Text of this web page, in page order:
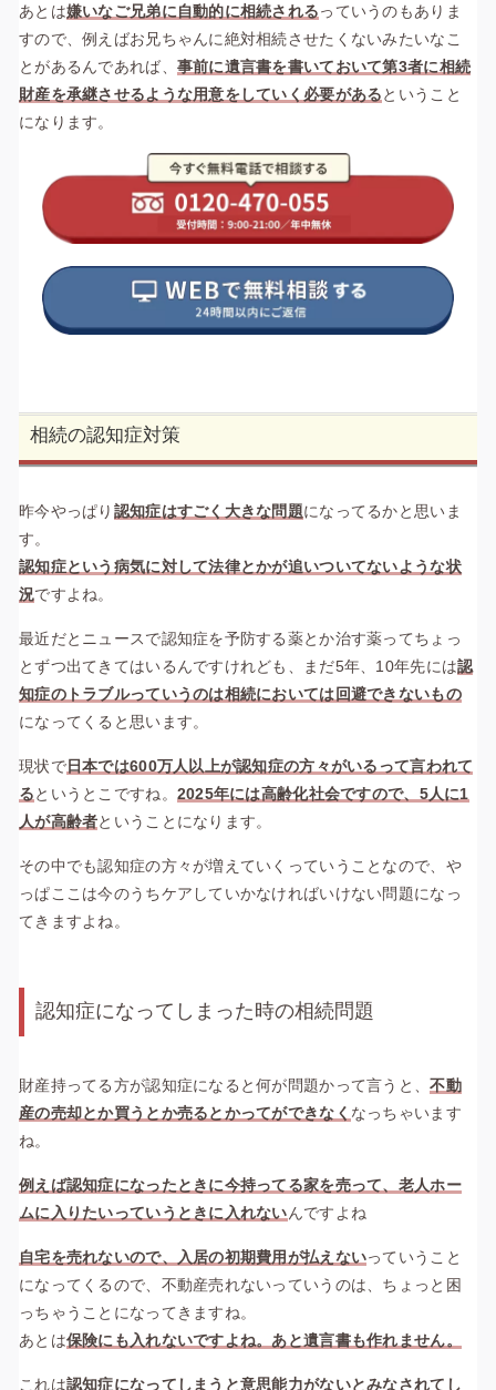
あとは嫌いなご兄弟に自動的に相続されるっていうのもありま
すので、例えばお兄ちゃんに絶対相続させたくないみたいなこ
とがあるんであれば、 事前に遺言書を書いておいて第3者に相続
財産を承継させるような用意をしていく必要があるということ
になります。
相続の認知症対策
昨今やっぱり 認知症はすごく大きな問題になってるかと思いま
す。
認知症という病気に対して法律とかが追いついてないような状
況ですよね。
最近だとニュースで認知症を予防する薬とか治す薬ってちょっ
とずつ出てきてはいるんですけれども、まだ5年、10年先には認
知症のトラブルっていうのは相続においては回避できないもの
になってくると思います。
現状で日本では600万人以上が認知症の方々がいるって言われて
るというとこですね。 2025年には高齢化社会ですので、5人に1
人が高齢者ということになります。
その中でも認知症の方々が増えていくっていうことなので、や
っぱここは今のうちケアしていかなければいけない問題になっ
てきますよね。
認知症になってしまった時の相続問題
財産持ってる方が認知症になると何が問題かって言うと、不動
産の売却とか買うとか売るとかってができなく なっちゃいます
ね。
例えば認知症になったときに今持ってる家を売って、老人ホー
ムに入りたいっていうときに入れないんですよね
自宅を売れないので、入居の初期費用が払えないっていうこと
になってくるので、不動産売れないっていうのは、ちょっと困
っちゃうことになってきますね。
あとは保険にも入れないですよね。あと遺言書も作れません。
これは認知症になってしまうと意思能力がないとみなされてし